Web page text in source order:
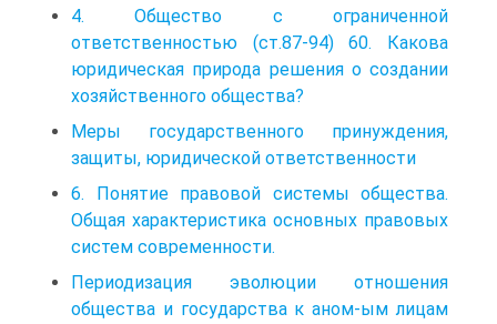
4. Общество с ограниченной
ответственностью (ст.87-94) 60. Какова
юридическая природа решения о создании
хозяйственного общества?
Меры государственного принуждения,
защиты, юридической ответственности
6. Понятие правовой системы общества.
Общая характеристика основных правовых
систем современности.
Периодизация эволюции отношения
общества и государства к аном-ым лицам